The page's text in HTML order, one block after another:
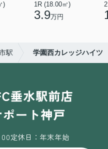
)
1R (18.00㎡)
3.9万円
駅 学園西カレッジハイツ
定休日：年末年始